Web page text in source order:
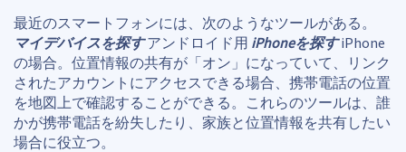
最近のスマートフォンには、次のようなツールがある。
マイデバイスを探すアンドロイド用 iPhoneを探すiPhone
の場合。位置情報の共有が「オン」になっていて、リンク
されたアカウントにアクセスできる場合、携帯電話の位置
を地図上で確認することができる。これらのツールは、誰
かが携帯電話を紛失したり、家族と位置情報を共有したい
場合に役立つ。